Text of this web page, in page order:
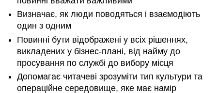
Визначає, як люди поводяться і взаємодіють
один з одним
Повинні бути відображені у всіх рішеннях,
викладених у бізнес-плані, від найму до
просування по службі до вибору місця
Допомагає читачеві зрозуміти тип культури та
операційне середовище, яке має намір